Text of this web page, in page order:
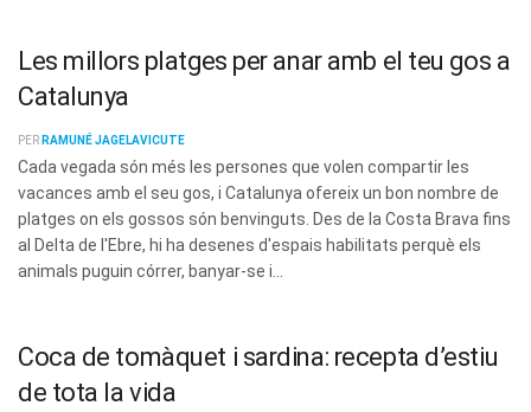
Les millors platges per anar amb el teu gos a
Catalunya
PER RAMUNÉ JAGELAVICUTE
Cada vegada són més les persones que volen compartir les
vacances amb el seu gos, i Catalunya ofereix un bon nombre de
platges on els gossos són benvinguts. Des de la Costa Brava fins
al Delta de l'Ebre, hi ha desenes d'espais habilitats perquè els
animals puguin córrer, banyar-se i...
Coca de tomàquet i sardina: recepta d’estiu
de tota la vida